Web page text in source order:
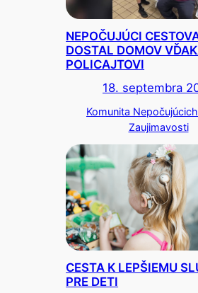
NEPOČUJÚCI
DOSTAL DOMOV
POLICAJTOVI
18. septembra
Komunita Nepočujúcich
Zaujimavosti
CESTA K LEPŠIEMU
PRE DETI